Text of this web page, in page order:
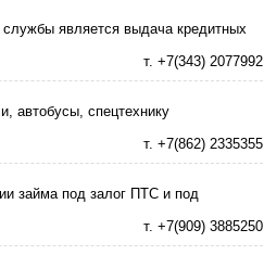
является выдача кредитных
т. +7(343) 2077992
автобусы, спецтехнику
т. +7(862) 2335355
займа под залог ПТС и под
т. +7(909) 3885250